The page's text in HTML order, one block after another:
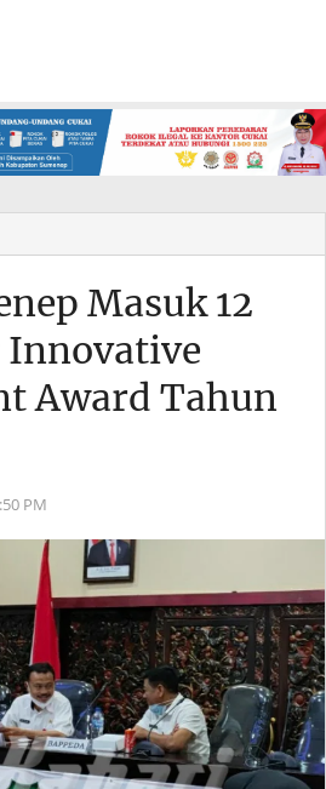
Masuk 12
Award Tahun
PM